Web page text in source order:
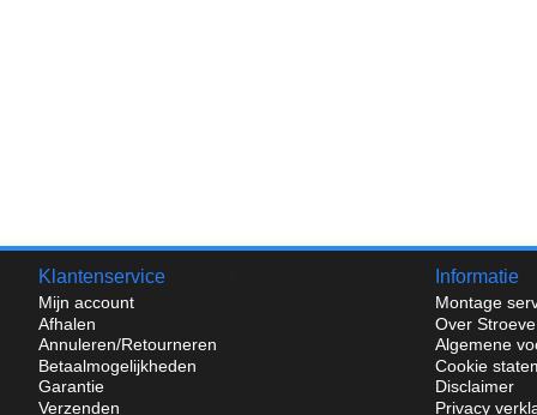
Klantenservice
Mijn account
Afhalen
Annuleren/Retourneren
Betaalmogelijkheden
Garantie
Verzenden
Informatie
Montage
Over
Algemene
Cookie
Disclaimer
Privacy